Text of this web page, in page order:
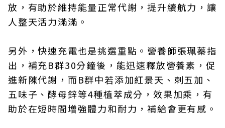
放，有助於維持能量正常代謝，提升續航力，讓
人整天活力滿滿。
另外，快速充電也是挑選重點。營養師張珮蓁指
出，補充B群30分鐘後，能迅速釋放營養素，促
進新陳代謝，而B群中若添加紅景天、刺五加、
五味子、酵母鋅等4種植萃成分，效果加乘，有
助於在短時間增強體力和耐力，補給會更有感。